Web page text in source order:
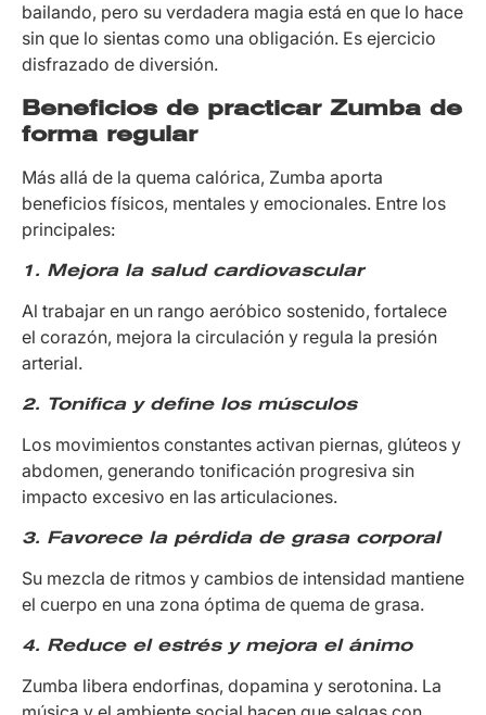
bailando, pero su verdadera magia está en que lo hace
sin que lo sientas como una obligación. Es ejercicio
disfrazado de diversión.
Beneficios de practicar Zumba de
forma regular
Más allá de la quema calórica, Zumba aporta
beneficios físicos, mentales y emocionales. Entre los
principales:
1. Mejora la salud cardiovascular
Al trabajar en un rango aeróbico sostenido, fortalece
el corazón, mejora la circulación y regula la presión
arterial.
2. Tonifica y define los músculos
Los movimientos constantes activan piernas, glúteos y
abdomen, generando tonificación progresiva sin
impacto excesivo en las articulaciones.
3. Favorece la pérdida de grasa corporal
Su mezcla de ritmos y cambios de intensidad mantiene
el cuerpo en una zona óptima de quema de grasa.
4. Reduce el estrés y mejora el ánimo
Zumba libera endorfinas, dopamina y serotonina. La